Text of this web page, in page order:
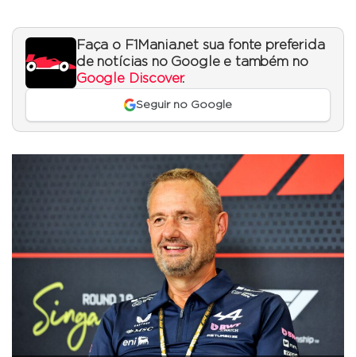
Faça o F1Mania.net sua fonte preferida
de notícias no Google e também no
Google Discover.
Seguir no Google